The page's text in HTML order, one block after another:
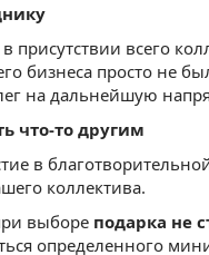
всего
бизнеса просто не
на дальнейшую
что-то другим
в
коллектива.
выборе подарка не
определенного